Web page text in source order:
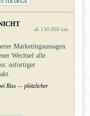
ab 130.000 km
Marketingaussagen
Wechsel alle
sofortiger
Riss — plötzlicher